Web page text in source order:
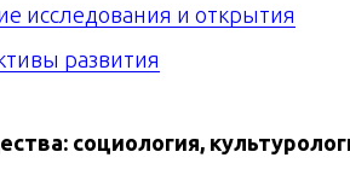
исследования и открытия
развития
социология,